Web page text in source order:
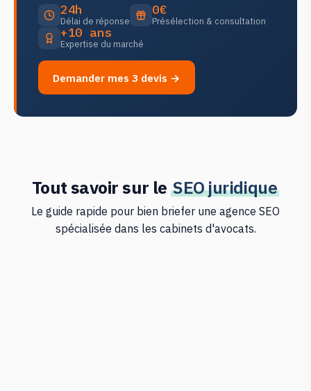
24h
Délai de réponse
0€
Présélection & consultation
+10 ans
Expertise du marché
Demander mes 3 devis →
Tout savoir sur leSEO juridique
Le guide rapide pour bien briefer une agence SEO
spécialisée dans les cabinets d'avocats.